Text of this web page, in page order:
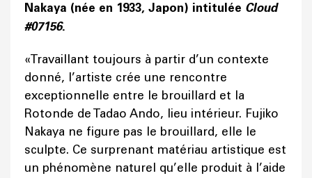
Nakaya (née en 1933, Japon) intitulée Cloud
#07156.
« Travaillant toujours à partir d’un contexte
donné, l’artiste crée une rencontre
exceptionnelle entre le brouillard et la
Rotonde de Tadao Ando, lieu intérieur. Fujiko
Nakaya ne figure pas le brouillard, elle le
sculpte. Ce surprenant matériau artistique est
un phénomène naturel qu’elle produit à l’aide